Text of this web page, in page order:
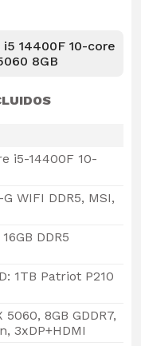
14400F 10-core
8GB
i5-14400F 10-
WIFI DDR5, MSI,
DDR5
1TB Patriot P210
8GB GDDR7,
3xDP+HDMI